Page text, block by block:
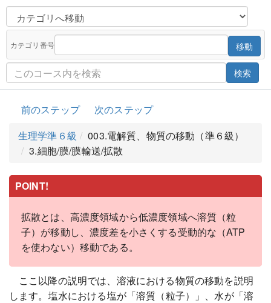
カテゴリ番号 移動
検索
前のステップ
次のステップ
生理学準６級
003.電解質、物質の移動（準６級）
3.細胞/膜/膜輸送/拡散
POINT!
拡散とは、高濃度領域から低濃度領域へ溶質（粒
子）が移動し、濃度差を小さくする受動的な（ATP
を使わない）移動である。
ここ以降の説明では、溶液における物質の移動を説明
します。塩水における塩が「溶質（粒子）」、水が「溶